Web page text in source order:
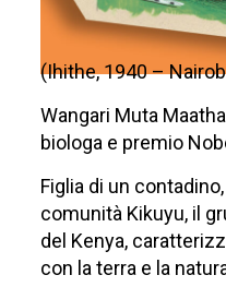
(Ihithe, 1940 –
Wangari Muta
biologa e premio
Figlia di un
comunità Kikuyu, il
del Kenya,
con la terra e la